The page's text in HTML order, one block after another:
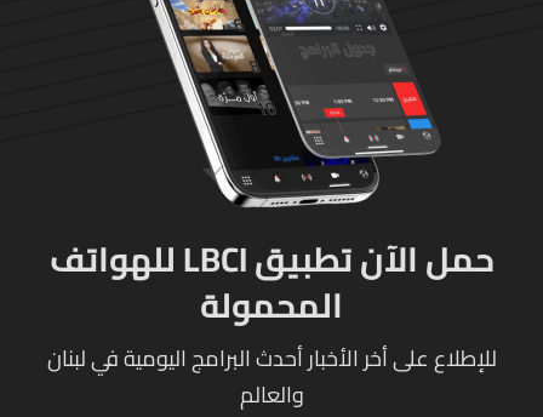
حمل الآن تطبيق LBCI للهواتف
المحمولة
للإطلاع على أخر الأخبار أحدث البرامج اليومية في لبنان
والعالم